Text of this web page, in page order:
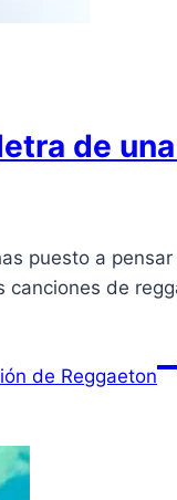
de
puesto a
de
de Reggaeton